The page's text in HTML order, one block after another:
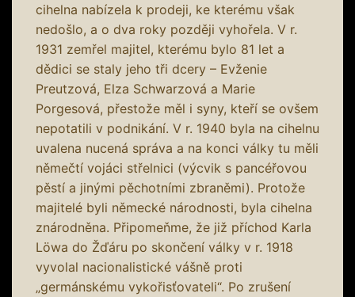
cihelna nabízela k prodeji, ke kterému však
nedošlo, a o dva roky později vyhořela. V r.
1931 zemřel majitel, kterému bylo 81 let a
dědici se staly jeho tři dcery – Evženie
Preutzová, Elza Schwarzová a Marie
Porgesová, přestože měl i syny, kteří se ovšem
nepotatili v podnikání. V r. 1940 byla na cihelnu
uvalena nucená správa a na konci války tu měli
němečtí vojáci střelnici (výcvik s pancéřovou
pěstí a jinými pěchotními zbraněmi). Protože
majitelé byli německé národnosti, byla cihelna
znárodněna. Připomeňme, že již příchod Karla
Löwa do Žďáru po skončení války v r. 1918
vyvolal nacionalistické vášně proti
„germánskému vykořisťovateli“. Po zrušení